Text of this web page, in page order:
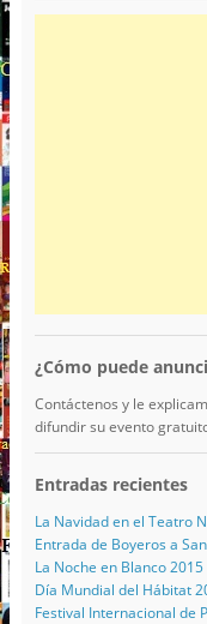
¿Cómo puede
Contáctenos y le
difundir su evento
Entradas recientes
La Navidad en el Teatro
Entrada de Boyeros a San
La Noche en Blanco 2015
Día Mundial del Hábitat
Festival Internacional de